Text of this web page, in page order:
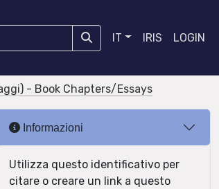
IT IRIS LOGIN
- Book Chapters/Essays
Informazioni
Utilizza questo identificativo per
citare o creare un link a questo